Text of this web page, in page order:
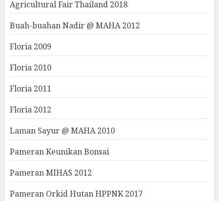
Agricultural Fair Thailand 2018
Buah-buahan Nadir @ MAHA 2012
Floria 2009
Floria 2010
Floria 2011
Floria 2012
Laman Sayur @ MAHA 2010
Pameran Keunikan Bonsai
Pameran MIHAS 2012
Pameran Orkid Hutan HPPNK 2017